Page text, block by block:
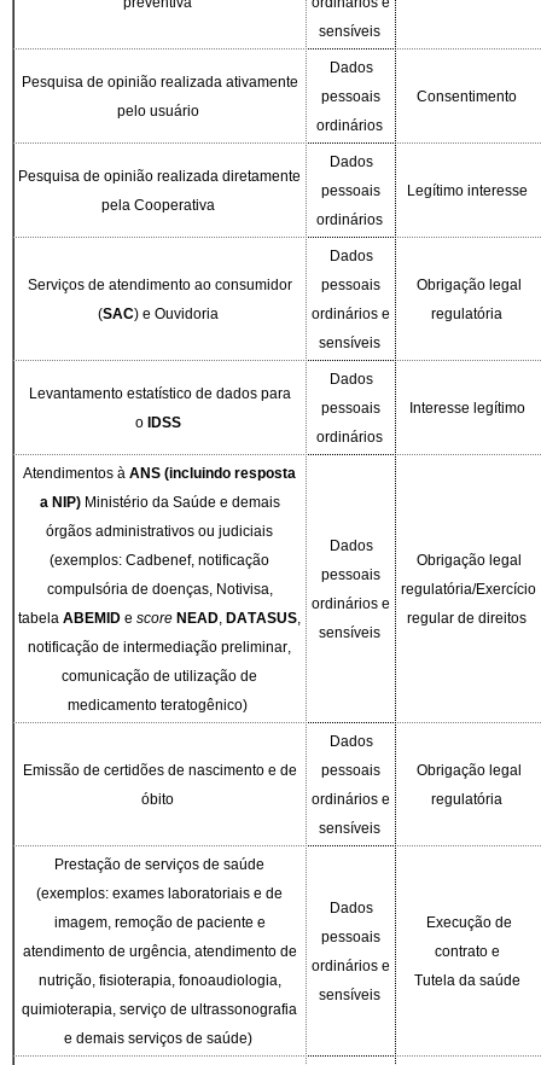
sensíveis
Pesquisa de opinião realizada ativamente
pelo usuário
Dados
pessoais
ordinários
Consentimento
Pesquisa de opinião realizada diretamente
pela Cooperativa
Dados
pessoais
ordinários
Legítimo interesse
Serviços de atendimento ao consumidor
(SAC) e Ouvidoria
Dados
pessoais
ordinários e
sensíveis
Obrigação legal
regulatória
Levantamento estatístico de dados para
o IDSS
Dados
pessoais
ordinários
Interesse legítimo
Atendimentos à ANS (incluindo resposta
a NIP)Ministério da Saúde e demais
órgãos administrativos ou judiciais
(exemplos: Cadbenef, notificação
compulsória de doenças, Notivisa,
tabela ABEMID e score NEAD, DATASUS,
notificação de intermediação preliminar,
comunicação de utilização de
medicamento teratogênico)
Dados
pessoais
ordinários e
sensíveis
Obrigação legal
regulatória/Exercício
regular de direitos
Emissão de certidões de nascimento e de
óbito
Dados
pessoais
ordinários e
sensíveis
Obrigação legal
regulatória
Prestação de serviços de saúde
(exemplos: exames laboratoriais e de
imagem, remoção de paciente e
atendimento de urgência, atendimento de
nutrição, fisioterapia, fonoaudiologia,
quimioterapia, serviço de ultrassonografia
e demais serviços de saúde)
Dados
pessoais
ordinários e
sensíveis
Execução de
contrato e
Tutela da saúde